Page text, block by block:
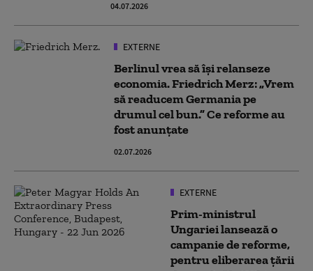
04.07.2026
EXTERNE
Berlinul vrea să își relanseze
economia. Friedrich Merz: „Vrem
să readucem Germania pe
drumul cel bun.” Ce reforme au
fost anunțate
02.07.2026
EXTERNE
Prim-ministrul
Ungariei lansează o
campanie de reforme,
pentru eliberarea țării